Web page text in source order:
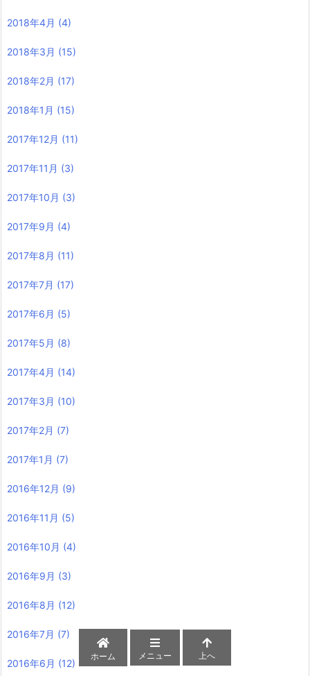
2018年4月 (4)
2018年3月 (15)
2018年2月 (17)
2018年1月 (15)
2017年12月 (11)
2017年11月 (3)
2017年10月 (3)
2017年9月 (4)
2017年8月 (11)
2017年7月 (17)
2017年6月 (5)
2017年5月 (8)
2017年4月 (14)
2017年3月 (10)
2017年2月 (7)
2017年1月 (7)
2016年12月 (9)
2016年11月 (5)
2016年10月 (4)
2016年9月 (3)
2016年8月 (12)
2016年7月 (7)
2016年6月 (12)
ホーム メニュー 上へ